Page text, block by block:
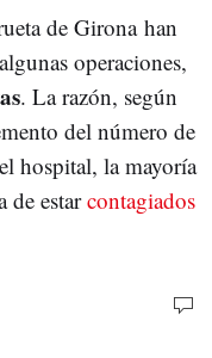
de Girona han
operaciones,
. La razón, según
del número de
hospital, la mayoría
de estarcontagiados